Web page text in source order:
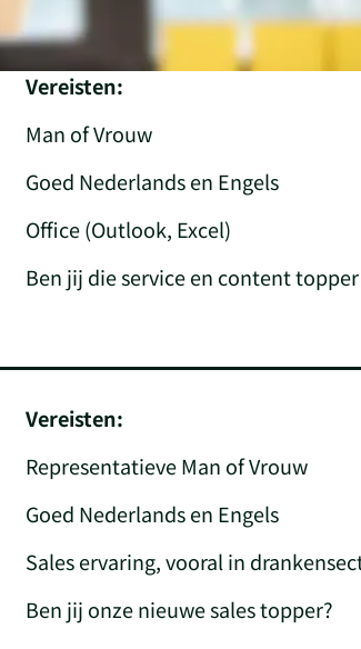
Vereisten:
Man of Vrouw
Goed Nederlands en Engels
Office (Outlook, Excel)
Ben jij die service en content
Vereisten:
Representatieve Man of Vrouw
Goed Nederlands en Engels
Sales ervaring, vooral in
Ben jij onze nieuwe sales topper?